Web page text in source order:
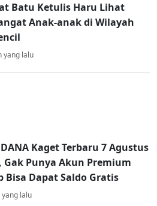
Batu Ketulis Haru Lihat
Anak-anak di Wilayah
yang lalu
Kaget Terbaru 7 Agustus
Gak Punya Akun Premium
Bisa Dapat Saldo Gratis
yang lalu